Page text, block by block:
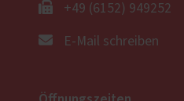
+49 (6152) 949252
E-Mail schreiben